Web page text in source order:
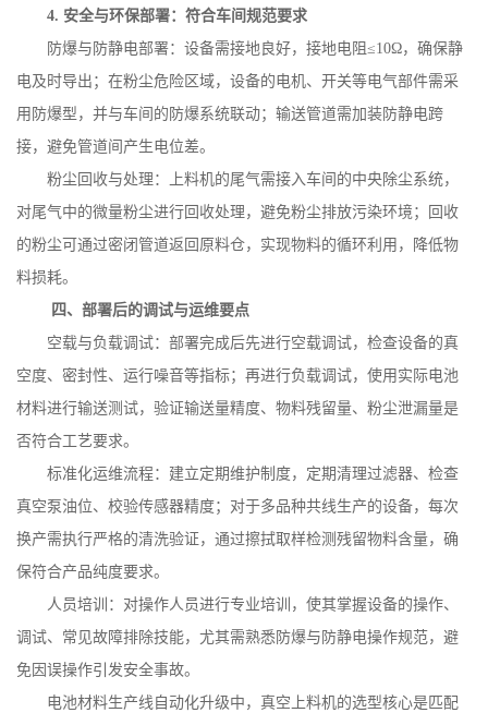
4. 安全与环保部署：符合车间规范要求
防爆与防静电部署：设备需接地良好，接地电阻≤10Ω，确保静
电及时导出；在粉尘危险区域，设备的电机、开关等电气部件需采
用防爆型，并与车间的防爆系统联动；输送管道需加装防静电跨
接，避免管道间产生电位差。
粉尘回收与处理：上料机的尾气需接入车间的中央除尘系统，
对尾气中的微量粉尘进行回收处理，避免粉尘排放污染环境；回收
的粉尘可通过密闭管道返回原料仓，实现物料的循环利用，降低物
料损耗。
四、部署后的调试与运维要点
空载与负载调试：部署完成后先进行空载调试，检查设备的真
空度、密封性、运行噪音等指标；再进行负载调试，使用实际电池
材料进行输送测试，验证输送量精度、物料残留量、粉尘泄漏量是
否符合工艺要求。
标准化运维流程：建立定期维护制度，定期清理过滤器、检查
真空泵油位、校验传感器精度；对于多品种共线生产的设备，每次
换产需执行严格的清洗验证，通过擦拭取样检测残留物料含量，确
保符合产品纯度要求。
人员培训：对操作人员进行专业培训，使其掌握设备的操作、
调试、常见故障排除技能，尤其需熟悉防爆与防静电操作规范，避
免因误操作引发安全事故。
电池材料生产线自动化升级中，真空上料机的选型核心是匹配